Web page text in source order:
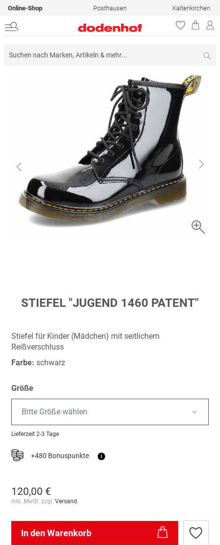
Online-Shop Posthausen Kaltenkirchen
Zum
Anfang
springen
STIEFEL "JUGEND 1460 PATENT"
Stiefel für Kinder (Mädchen) mit seitlichem
Reißverschluss
Farbe: schwarz
Größe
Bitte Größe wählen
Lieferzeit 2-3 Tage
+480 Bonuspunkte i
120,00 €
inkl. MwSt. zzgl. Versand
In den Warenkorb
Zur